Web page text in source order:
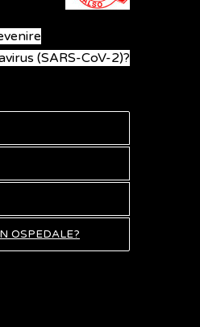
(SARS-CoV-2)?
OSPEDALE?